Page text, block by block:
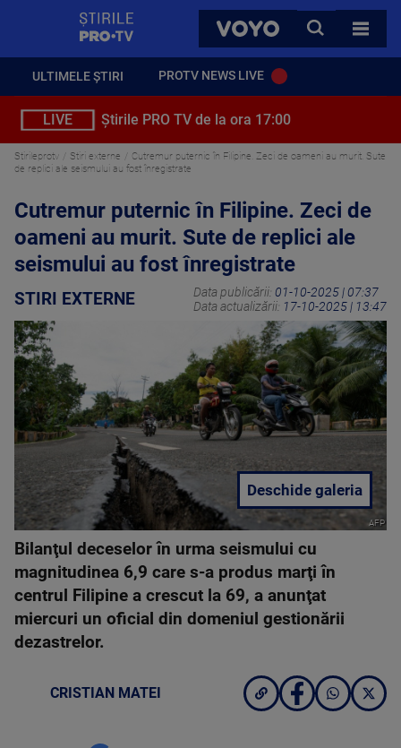
VOYO
CAUTA
TOATE
ULTIMELE ȘTIRI PROTV NEWS LIVE
LIVE Știrile PRO TV de la ora 17:00
Stirileprotv Stiri externe
Cutremur puternic în Filipine. Zeci de oameni au murit. Sute
de replici ale seismului au fost înregistrate
Cutremur puternic în Filipine. Zeci de
oameni au murit. Sute de replici ale
seismului au fost înregistrate
STIRI EXTERNE Data publicării: 01-10-2025 | 07:37
Data actualizării: 17-10-2025 | 13:47
AFP
Deschide galeria
Bilanţul deceselor în urma seismului cu
magnitudinea 6,9 care s-a produs marţi în
centrul Filipine a crescut la 69, a anunţat
miercuri un oficial din domeniul gestionării
dezastrelor.
CRISTIAN MATEI